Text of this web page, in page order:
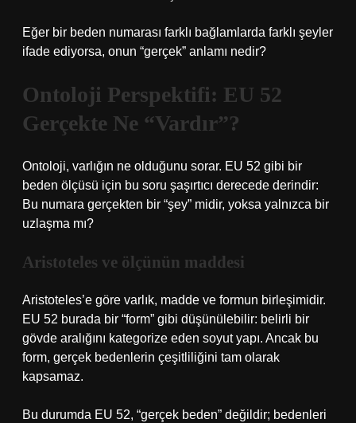
Eğer bir beden numarası farklı bağlamlarda farklı şeyler
ifade ediyorsa, onun “gerçek” anlamı nedir?
Ontoloji Perspektifi: EU 52
Gerçekte Ne “Vardır”?
Ontoloji, varlığın ne olduğunu sorar. EU 52 gibi bir
beden ölçüsü için bu soru şaşırtıcı derecede derindir:
Bu numara gerçekten bir “şey” midir, yoksa yalnızca bir
uzlaşma mı?
Aristoteles ve ölçünün maddesi
Aristoteles’e göre varlık, madde ve formun birleşimidir.
EU 52 burada bir “form” gibi düşünülebilir: belirli bir
gövde aralığını kategorize eden soyut yapı. Ancak bu
form, gerçek bedenlerin çeşitliliğini tam olarak
kapsamaz.
Bu durumda EU 52, “gerçek beden” değildir; bedenleri